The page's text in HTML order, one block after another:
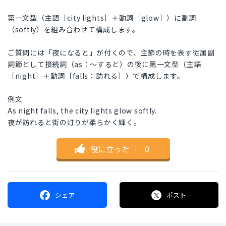
第一文型（主語［city lights］＋動詞［glow］）に副詞
（softly）を組み合わせて構成します。
ご質問には「夜になると」が付くので、主節の時を表す従属副
詞節として接続詞（as：～すると）の後に第一文型（主語
［night］＋動詞［falls：訪れる］）で構成します。
例文
As night falls, the city lights glow softly.
夜が訪れると街の灯りが柔らかく輝く。
役に立った ｜ 0
シェア ポスト